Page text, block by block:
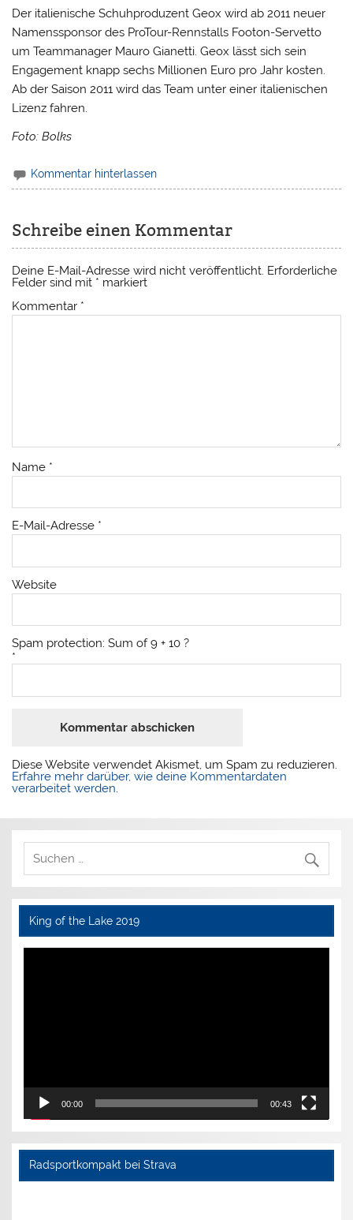
Der italienische Schuhproduzent Geox wird ab 2011 neuer
Namenssponsor des ProTour-Rennstalls Footon-Servetto
um Teammanager Mauro Gianetti. Geox lässt sich sein
Engagement knapp sechs Millionen Euro pro Jahr kosten.
Ab der Saison 2011 wird das Team unter einer italienischen
Lizenz fahren.
Foto: Bolks
Kommentar hinterlassen
Schreibe einen Kommentar
Deine E-Mail-Adresse wird nicht veröffentlicht. Erforderliche
Felder sind mit * markiert
Kommentar *
Name *
E-Mail-Adresse *
Website
Spam protection: Sum of 9 + 10 ?
*
Diese Website verwendet Akismet, um Spam zu reduzieren.
Erfahre mehr darüber, wie deine Kommentardaten
verarbeitet werden
King of the Lake 2019
Video-
00:00 00:43
Radsportkompakt bei Strava